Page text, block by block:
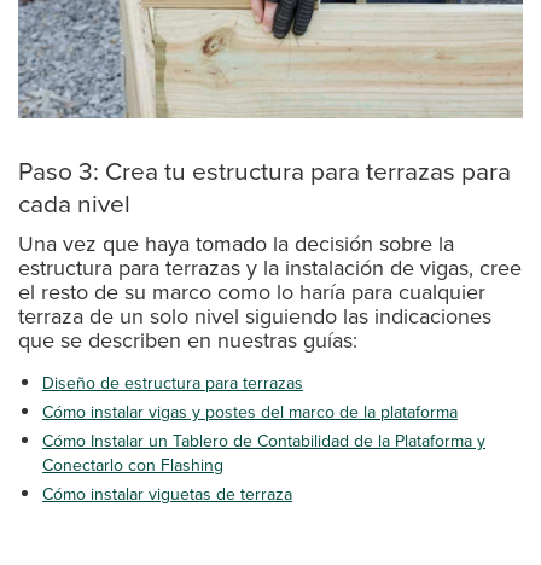
Paso 3: Crea tu estructura para terrazas para
cada nivel
Una vez que haya tomado la decisión sobre la
estructura para terrazas y la instalación de vigas, cree
el resto de su marco como lo haría para cualquier
terraza de un solo nivel siguiendo las indicaciones
que se describen en nuestras guías:
Diseño de estructura para terrazas
Cómo instalar vigas y postes del marco de la plataforma
Cómo Instalar un Tablero de Contabilidad de la Plataforma y
Conectarlo con Flashing
Cómo instalar viguetas de terraza